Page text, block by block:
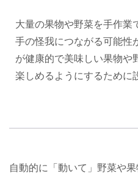
大量の果物や野菜を手作業
手の怪我につながる可能性
が健康的で美味しい果物や
楽しめるようにするために
自動的に「動いて」野菜や